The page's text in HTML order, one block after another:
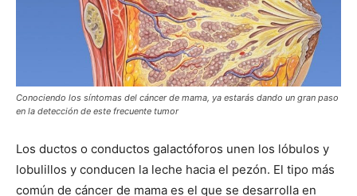
Conociendo los síntomas del cáncer de mama, ya estarás dando un gran paso
en la detección de este frecuente tumor
Los ductos o conductos galactóforos unen los lóbulos y
lobulillos y conducen la leche hacia el pezón. El tipo más
común de cáncer de mama es el que se desarrolla en